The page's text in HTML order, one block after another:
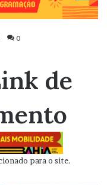
0
de
para o site.